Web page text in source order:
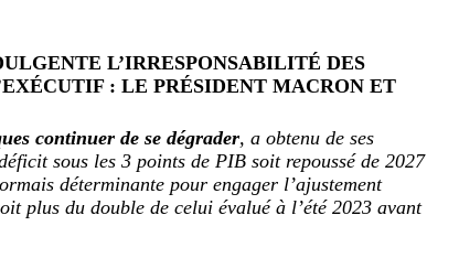
L’IRRESPONSABILITÉ DES
: LE PRÉSIDENT MACRON ET
continuer de se dégrader, a obtenu de ses
sous les 3 points de PIB soit repoussé de 2027
déterminante pour engager l’ajustement
plus du double de celui évalué à l’été 2023 avant